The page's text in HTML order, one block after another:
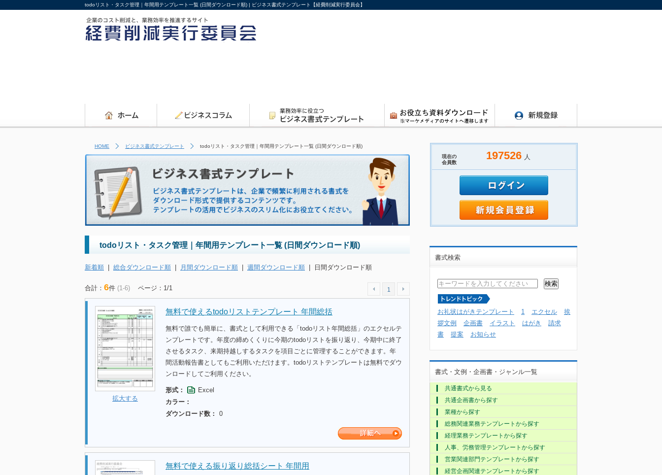
todoリスト・タスク管理｜年間用テンプレート一覧 (日間ダウンロード順) | ビジネス書式テンプレート【経費削減実行委員会】
HOME ビジネス書式テンプレート todoリスト・タスク管理｜年間用テンプレート一覧 (日間ダウンロード順)
todoリスト・タスク管理｜年間用テンプレート一覧 (日間ダウンロード順)
新着順 | 総合ダウンロード順 | 月間ダウンロード順 | 週間ダウンロード順 | 日間ダウンロード順
合計： 6件 (1-6) ページ：1/1 1
拡大する
無料で使えるtodoリストテンプレート 年間総括
無料で誰でも簡単に、書式として利用できる「todoリスト年間総括」のエクセルテ
ンプレートです。年度の締めくくりに今期のtodoリストを振り返り、今期中に終了
させるタスク、来期持越しするタスクを項目ごとに管理することができます。年
間活動報告書としてもご利用いただけます。todoリストテンプレートは無料でダウ
ンロードしてご利用ください。
形式：
Excel
カラー：
ダウンロード数：
0
無料で使える振り返り総括シート 年間用
現在の
会員数
197526 人
書式検索
お礼状はがきテンプレート 1 エクセル
挨
拶文例
企画書 イラスト はがき
請求
書
提案 お知らせ
書式・文例・企画書・ジャンル一覧
共通書式から見る
共通企画書から探す
業種から探す
総務関連業務テンプレートから探す
経理業務テンプレートから探す
人事、労務管理テンプレートから探す
営業関連部門テンプレートから探す
経営企画関連テンプレートから探す